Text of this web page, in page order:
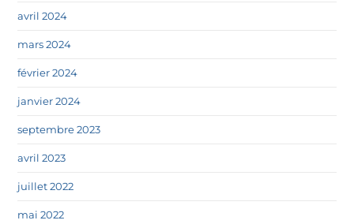
avril 2024
mars 2024
février 2024
janvier 2024
septembre 2023
avril 2023
juillet 2022
mai 2022